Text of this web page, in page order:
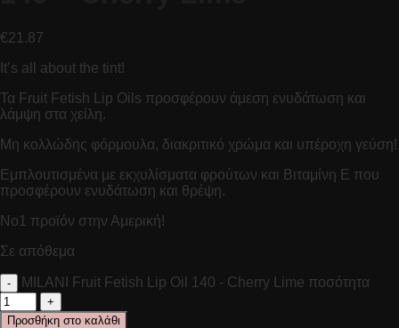
€21.87
It’s all about the tint!
Τα Fruit Fetish Lip Oils προσφέρουν άμεση ενυδάτωση και
λάμψη στα χείλη.
Μη κολλώδης φόρμουλα, διακριτικό χρώμα και υπέροχη γεύση!
Εμπλουτισμένα με εκχυλίσματα φρούτων και Βιταμίνη Ε που
προσφέρουν ενυδάτωση και θρέψη.
No1 προϊόν στην Αμερική!
Σε απόθεμα
MILANI Fruit Fetish Lip Oil 140 - Cherry Lime ποσότητα
Προσθήκη στο καλάθι